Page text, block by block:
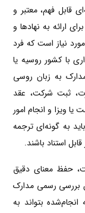
قابل فهم، معتبر و
ارائه به نهادها و
نیاز است که فرد
با کشور روسیه یا
به زبان روسی
ثبت شرکت، عقد
یا ویزا و انجام امور
به گونه‌ای ترجمه
استناد باشند.
حفظ معنای دقیق
بررسی رسمی مدارک
بتواند به